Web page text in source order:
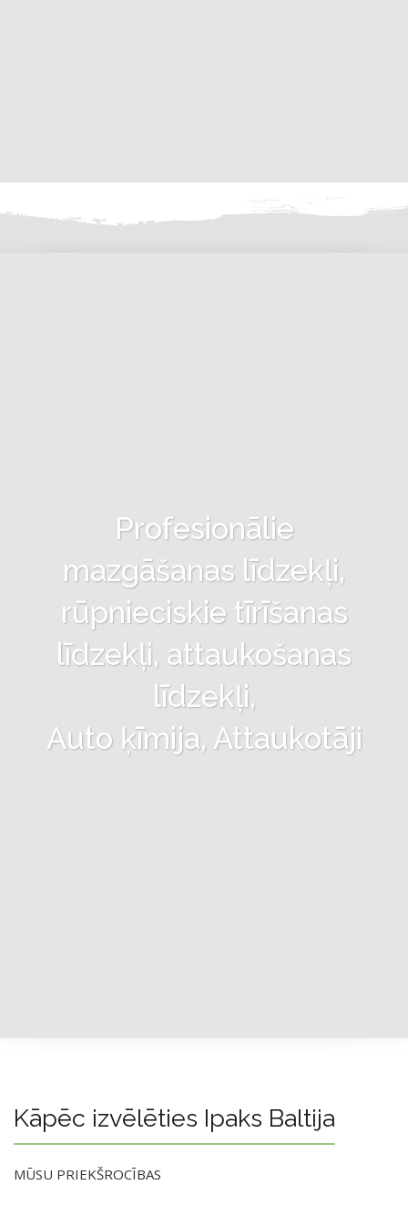
Profesionālie
mazgāšanas līdzekļi,
rūpnieciskie tīrīšanas
līdzekļi, attaukošanas
līdzekļi,
Auto ķīmija, Attaukotāji
Kāpēc izvēlēties Ipaks Baltija
MŪSU PRIEKŠROCĪBAS